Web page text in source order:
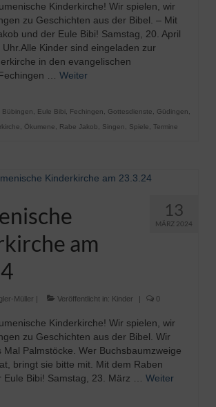
Kinderkirche! Wir spielen, wir
zu Geschichten aus der Bibel. – Mit
und der Eule Bibi! Samstag, 20. April
Kinder sind eingeladen zur
in den evangelischen
… Weiter
Bübingen, Eule Bibi , Fechingen, Gottesdienste, Güdingen,
, Ökumene, Rabe Jakob, Singen, Spiele, Termine
13
MÄRZ 2024
am
Müller | Veröffentlicht in: Kinder | 0
Kinderkirche! Wir spielen, wir
zu Geschichten aus der Bibel. Wir
Mal Palmstöcke. Wer Buchsbaumzweige
bringt sie bitte mit. Mit dem Raben
Eule Bibi! Samstag, 23. März … Weiter